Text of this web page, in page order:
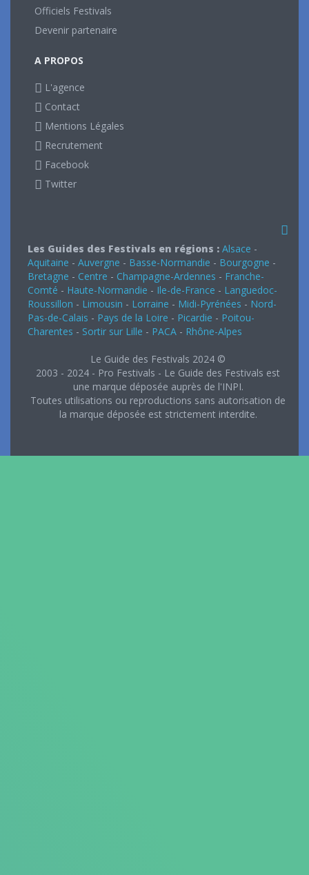
Officiels Festivals
Devenir partenaire
A PROPOS
L'agence
Contact
Mentions Légales
Recrutement
Facebook
Twitter
Les Guides des Festivals en régions : Alsace -
Aquitaine - Auvergne - Basse-Normandie - Bourgogne -
Bretagne - Centre - Champagne-Ardennes - Franche-
Comté - Haute-Normandie - Ile-de-France - Languedoc-
Roussillon - Limousin - Lorraine - Midi-Pyrénées - Nord-
Pas-de-Calais - Pays de la Loire - Picardie - Poitou-
Charentes - Sortir sur Lille - PACA - Rhône-Alpes
Le Guide des Festivals 2024 ©
2003 - 2024 - Pro Festivals - Le Guide des Festivals est
une marque déposée auprès de l'INPI.
Toutes utilisations ou reproductions sans autorisation de
la marque déposée est strictement interdite.